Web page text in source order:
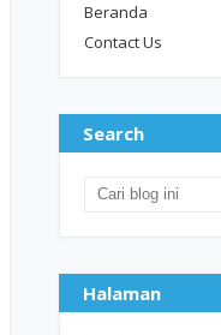
Beranda
Contact Us
Search
Halaman